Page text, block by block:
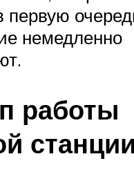
первую
немедленно
работы
станции